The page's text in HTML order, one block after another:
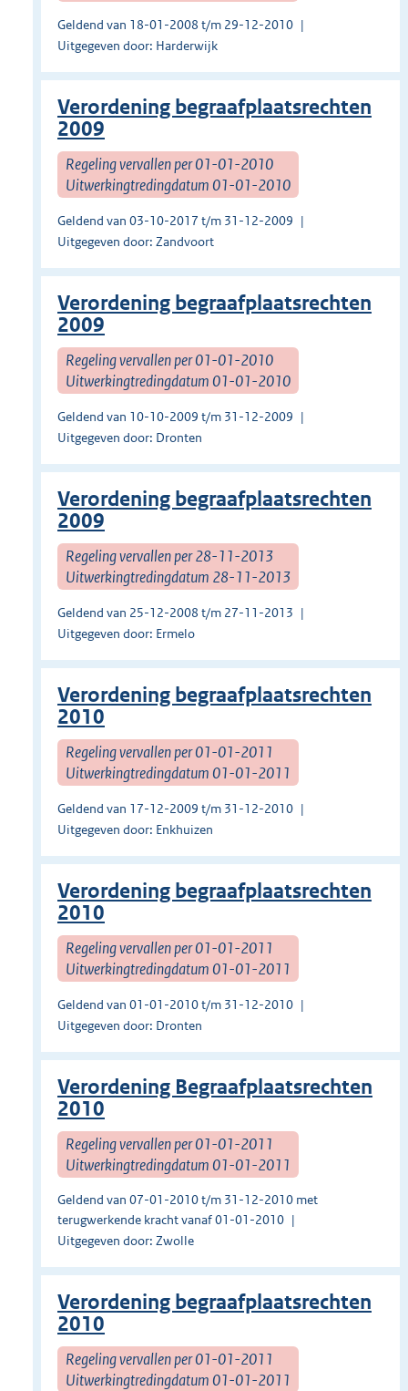
Geldend van 18-01-2008 t/m 29-12-2010
Uitgegeven door: Harderwijk
Verordening begraafplaatsrechten
2009
Regeling vervallen per 01-01-2010
Uitwerkingtredingdatum 01-01-2010
Geldend van 03-10-2017 t/m 31-12-2009
Uitgegeven door: Zandvoort
Verordening begraafplaatsrechten
2009
Regeling vervallen per 01-01-2010
Uitwerkingtredingdatum 01-01-2010
Geldend van 10-10-2009 t/m 31-12-2009
Uitgegeven door: Dronten
Verordening begraafplaatsrechten
2009
Regeling vervallen per 28-11-2013
Uitwerkingtredingdatum 28-11-2013
Geldend van 25-12-2008 t/m 27-11-2013
Uitgegeven door: Ermelo
Verordening begraafplaatsrechten
2010
Regeling vervallen per 01-01-2011
Uitwerkingtredingdatum 01-01-2011
Geldend van 17-12-2009 t/m 31-12-2010
Uitgegeven door: Enkhuizen
Verordening begraafplaatsrechten
2010
Regeling vervallen per 01-01-2011
Uitwerkingtredingdatum 01-01-2011
Geldend van 01-01-2010 t/m 31-12-2010
Uitgegeven door: Dronten
Verordening Begraafplaatsrechten
2010
Regeling vervallen per 01-01-2011
Uitwerkingtredingdatum 01-01-2011
Geldend van 07-01-2010 t/m 31-12-2010 met
terugwerkende kracht vanaf 01-01-2010
Uitgegeven door: Zwolle
Verordening begraafplaatsrechten
2010
Regeling vervallen per 01-01-2011
Uitwerkingtredingdatum 01-01-2011